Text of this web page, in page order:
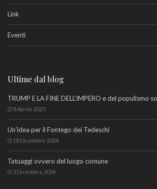
Link
Eventi
Ultime dal blog
TRUMP E LA FINE DELL’IMPERO e del populismo
8 Aprile 2025
Un’idea per il Fontego dei Tedeschi
18 Dicembre 2024
Tatuaggi ovvero del luogo comune
3 Dicembre 2024